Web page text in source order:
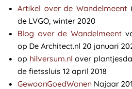
Artikel over de Wandelmeent
de LVGO, winter 2020
Blog over de Wandelmeent
op De Architect.nl 20 januari
op hilversum.nl over
de fietssluis 12 april 2018
GewoonGoedWonen Najaar